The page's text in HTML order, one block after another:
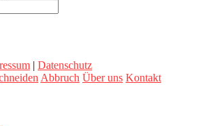
| Datenschutz
Abbruch Über uns Kontakt